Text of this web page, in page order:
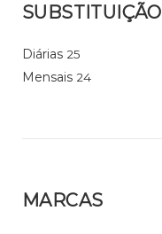
SUBSTITUIÇÃO
Diárias 25
Mensais 24
MARCAS